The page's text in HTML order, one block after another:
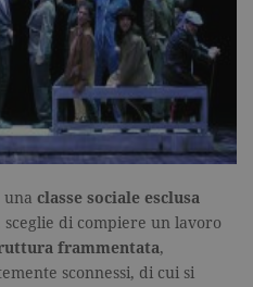
una classe sociale esclusa
di compiere un lavoro
frammentata,
sconnessi, di cui si